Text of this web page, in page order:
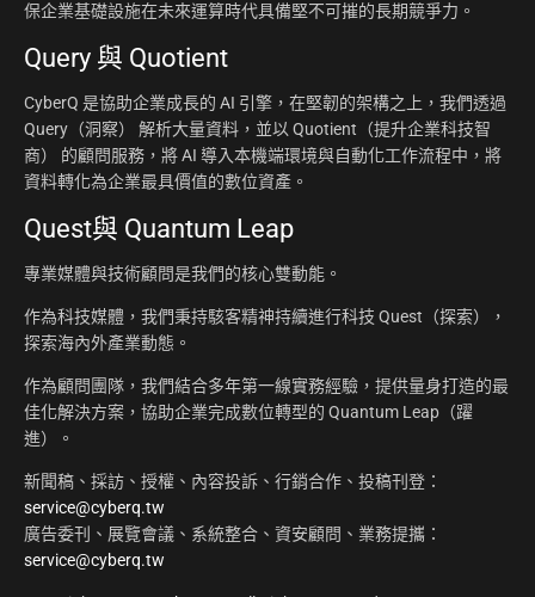
保企業基礎設施在未來運算時代具備堅不可摧的長期競爭力。
Query 與 Quotient
CyberQ 是協助企業成長的 AI 引擎，在堅韌的架構之上，我們透過
Query（洞察） 解析大量資料，並以 Quotient（提升企業科技智
商） 的顧問服務，將 AI 導入本機端環境與自動化工作流程中，將
資料轉化為企業最具價值的數位資產。
Quest與 Quantum Leap
專業媒體與技術顧問是我們的核心雙動能。
作為科技媒體，我們秉持駭客精神持續進行科技 Quest（探索），
探索海內外產業動態。
作為顧問團隊，我們結合多年第一線實務經驗，提供量身打造的最
佳化解決方案，協助企業完成數位轉型的 Quantum Leap（躍
進）。
新聞稿、採訪、授權、內容投訴、行銷合作、投稿刊登：
service@cyberq.tw
廣告委刊、展覽會議、系統整合、資安顧問、業務提攜：
service@cyberq.tw